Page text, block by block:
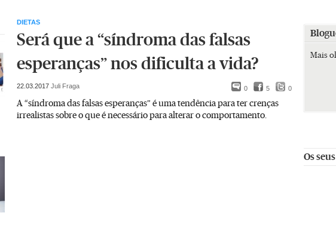
DIETAS
Será que a “síndroma das falsas
esperanças” nos dificulta a vida?
0 5 0
22.03.2017 Juli Fraga
A “síndroma das falsas esperanças” é uma tendência para ter crenças
irrealistas sobre o que é necessário para alterar o comportamento.
Mais
Os